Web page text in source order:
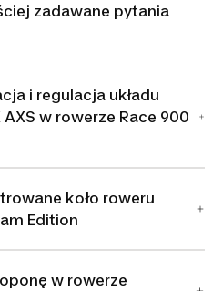
zadawane pytania
i regulacja układu
w rowerze Race 900
koło roweru
Edition
w rowerze